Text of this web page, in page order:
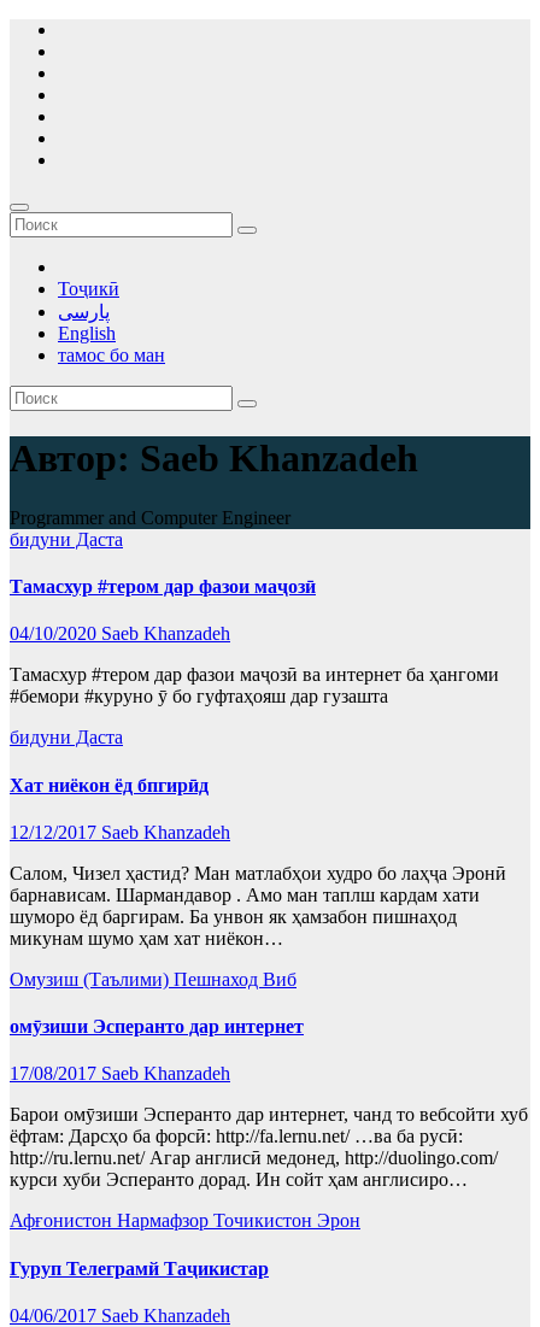
Перейти
содержимому
Тоҷикӣ
پارسی
English
тамос бо ман
Автор: Saeb Khanzadeh
Programmer and Computer Engineer
бидуни Даста
Тамасхур #тером дар фазои маҷозӣ
04/10/2020 Saeb Khanzadeh
Тамасхур #тером дар фазои маҷозӣ ва интернет ба ҳангоми
#бемори #куруно ӯ бо гуфтаҳояш дар гузашта
бидуни Даста
Хат ниёкон ёд бпгирӣд
12/12/2017 Saeb Khanzadeh
Салом, Чизел ҳастид? Ман матлабҳои худро бо лаҳҷа Эронӣ
барнависам. Шармандавор . Амо ман таплш кардам хати
шуморо ёд баргирам. Ба унвон як ҳамзабон пишнаҳод
микунам шумо ҳам хат ниёкон…
Омузиш (Таълими) Пешнаход Виб
омӯзиши Эсперанто дар интернет
17/08/2017 Saeb Khanzadeh
Барои омӯзиши Эсперанто дар интернет, чанд то вебсойти хуб
ёфтам: Дарсҳо ба форсӣ: http://fa.lernu.net/ …ва ба русӣ:
http://ru.lernu.net/ Агар англисӣ медонед, http://duolingo.com/
курси хуби Эсперанто дорад. Ин сойт ҳам англисиро…
Афғонистон Нармафзор Точикистон Эрон
Гуруп Телеграмй Таҷикистар
04/06/2017 Saeb Khanzadeh